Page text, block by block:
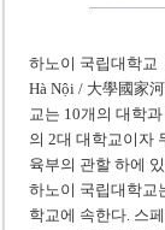
하노이 국립대학교
Hà Nội / 大學國家
교는 10개의 대학
의 2대 대학교이자
육부의 관할 하에
하노이 국립대학교
학교에 속한다. 스